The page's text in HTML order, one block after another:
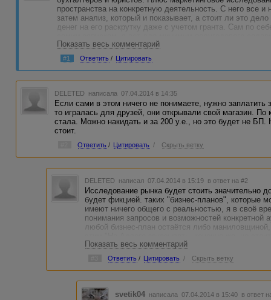
пространства на конкретную деятельность. С него все
затем анализ, который и показывает, а стоит ли это
денег на его раскрутку даже с учетом гранта. Сам по
Чем точнее расчет и анализ, тем меньше проблем
работа для обычного копиратера. Особенно, если
Хороший бизнес-план практически весь состоит из
надо.
Показать весь комментарий
#1 Ответить / Цитировать
DELETED написала 07.04.2014 в 14:35
Если сами в этом ничего не понимаете, нужно
то игралась для друзей, они открывали свой магазин.
стала. Можно накидать и за 200 у.е., но это будет не БП.
стоит.
Ответить / Цитировать / Скрыть ветку
DELETED написал 07.04.2014 в 15:19 в ответ на #2
Исследование рынка будет стоить значительно
будет фикцией. таких "бизнес-планов", которые
имеют ничего общего с реальностью, я в своё
понимания запросов и возможностей конкретной
любой бизнес-план остаётся либо
проще и надёжнее заказать работу у кого-то чей
чем не пойми у кого и не пойми на каких
Показать весь комментарий
Ответить / Цитировать / Скрыть ветку
svetik04 написала 07.04.2014 в 15:40 в ответ